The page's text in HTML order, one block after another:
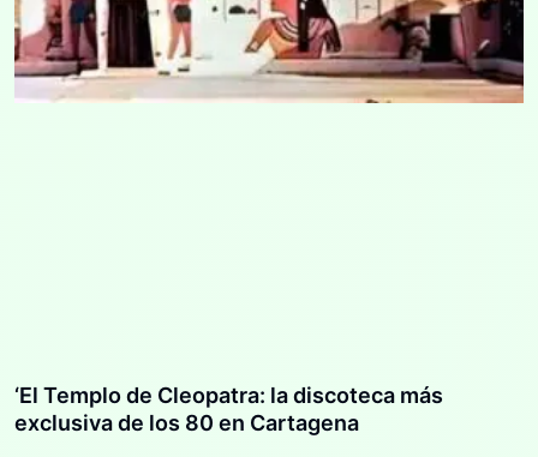
‘El Templo de Cleopatra: la discoteca más
exclusiva de los 80 en Cartagena